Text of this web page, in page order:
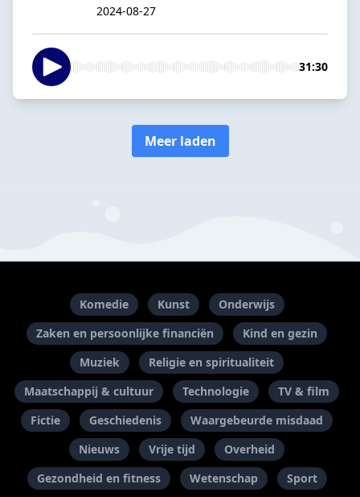
2024-08-27
31:30
Meer laden
Komedie Kunst
Onderwijs
Zaken en persoonlijke financiën
Kind en gezin
Muziek
Religie en spiritualiteit
Maatschappij & cultuur
Technologie
TV & film
Fictie
Geschiedenis
Waargebeurde misdaad
Nieuws
Vrije tijd
Overheid
Gezondheid en fitness
Wetenschap Sport